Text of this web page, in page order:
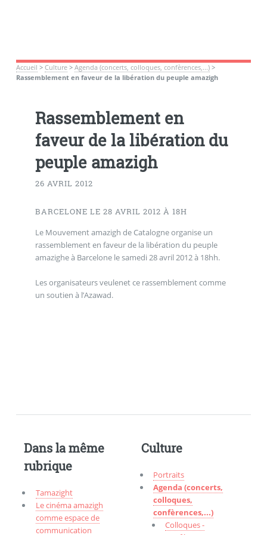
Accueil > Culture> Agenda (concerts, colloques, confèrences,...)>
Rassemblement en faveur de la libération du peuple amazigh
Rassemblement en
faveur de la libération du
peuple amazigh
26 AVRIL 2012
BARCELONE LE 28 AVRIL 2012 À 18H
Le Mouvement amazigh de Catalogne organise un
rassemblement en faveur de la libération du peuple
amazighe à Barcelone le samedi 28 avril 2012 à 18hh.
Les organisateurs veulenet ce rassemblement comme
un soutien à l’Azawad.
Dans la même
rubrique
Tamazight
Le cinéma amazigh
comme espace de
communication
Culture
Portraits
Agenda (concerts,
colloques,
confèrences,...)
Colloques -